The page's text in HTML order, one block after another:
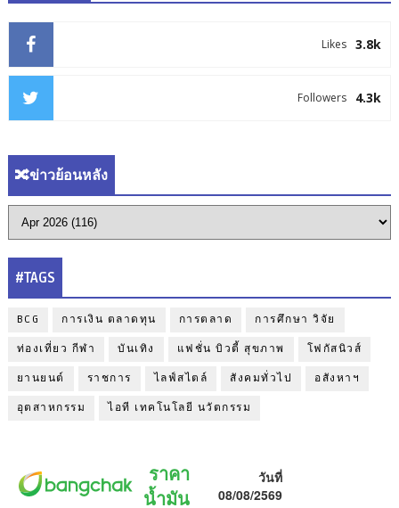
3.8k
Likes
4.3k
Followers
🔀ข่าวย้อนหลัง
#TAGS
BCG การเงิน ตลาดทุน การตลาด การศึกษา วิจัย
ท่องเที่ยว กีฬา บันเทิง แฟชั่น บิวตี้ สุขภาพ โฟกัสนิวส์
ยานยนต์ ราชการ ไลฟ์สไตล์ สังคมทั่วไป อสังหาฯ
อุตสาหกรรม ไอที เทคโนโลยี นวัตกรรม